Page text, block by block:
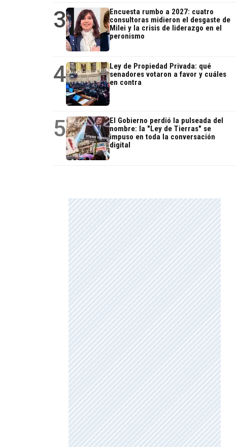
3
Encuesta rumbo a 2027: cuatro
consultoras midieron el desgaste de
Milei y la crisis de liderazgo en el
peronismo
4
Ley de Propiedad Privada: qué
senadores votaron a favor y cuáles
en contra
5
El Gobierno perdió la pulseada del
nombre: la "Ley de Tierras" se
impuso en toda la conversación
digital